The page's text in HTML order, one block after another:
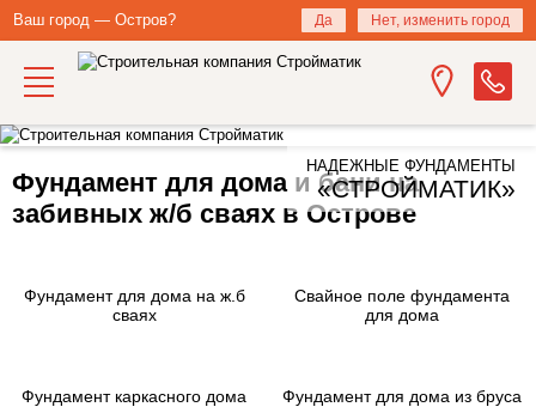
Ваш город — Остров? Да Нет, изменить город
НАДЕЖНЫЕ ФУНДАМЕНТЫ
«СТРОЙМАТИК»
Фундамент для дома и бани на
забивных ж/б сваях в Острове
Фундамент для дома на ж.б
сваях
Свайное поле фундамента
для дома
Фундамент каркасного дома Фундамент для дома из бруса